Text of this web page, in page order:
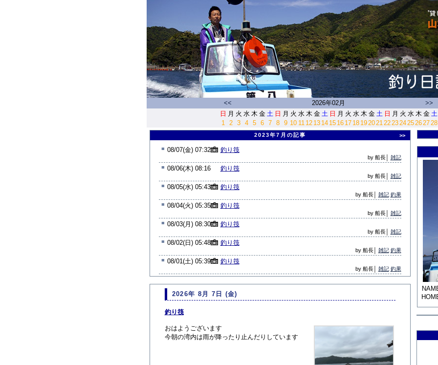
<< 2026年02月
>>
日 月 火 水 木 金 土 日 月 火 水 木 金 土 日 月 火 水 木 金 土 日 月 火 水 木 金 土
1
2 3 4 5 6 7 8 9 10 11 12 13 14 15 16 17 18 19202122232425262728
2023年7月の記事 >>
■ 08/07(金) 07:32 釣り筏
by 船長│ 雑記
■ 08/06(木) 08:16 釣り筏
by 船長│ 雑記
■ 08/05(水) 05:43 釣り筏
by 船長│ 雑記 釣果
■ 08/04(火) 05:35 釣り筏
by 船長│ 雑記
■ 08/03(月) 08:30 釣り筏
by 船長│ 雑記
■ 08/02(日) 05:48 釣り筏
by 船長│ 雑記 釣果
■ 08/01(土) 05:39 釣り筏
by 船長│ 雑記 釣果
2026年 8月 7日 (金)
釣り筏
おはようございます
今朝の湾内は雨が降ったり止んだりしています